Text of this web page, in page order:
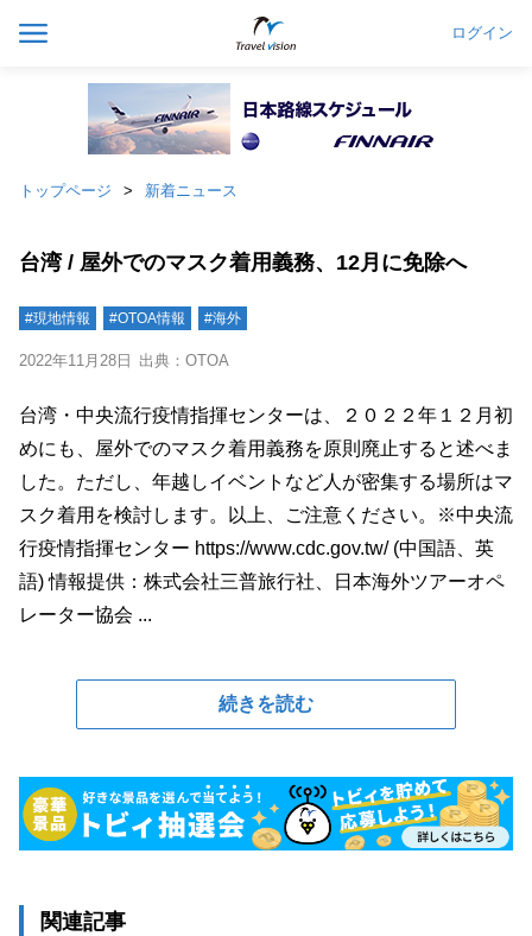
ログイン
トップページ 新着ニュース
台湾 / 屋外でのマスク着用義務、12月に免除へ
#現地情報 #OTOA情報 #海外
2022年11月28日 出典：OTOA
台湾・中央流行疫情指揮センターは、２０２２年１２月初
めにも、屋外でのマスク着用義務を原則廃止すると述べま
した。ただし、年越しイベントなど人が密集する場所はマ
スク着用を検討します。以上、ご注意ください。※中央流
行疫情指揮センター https://www.cdc.gov.tw/ (中国語、英
語) 情報提供：株式会社三普旅行社、日本海外ツアーオペ
レーター協会 ...
続きを読む
関連記事